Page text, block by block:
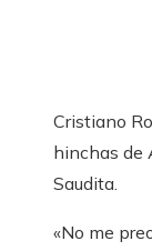
Cristiano
hinchas de
Saudita.
«No me